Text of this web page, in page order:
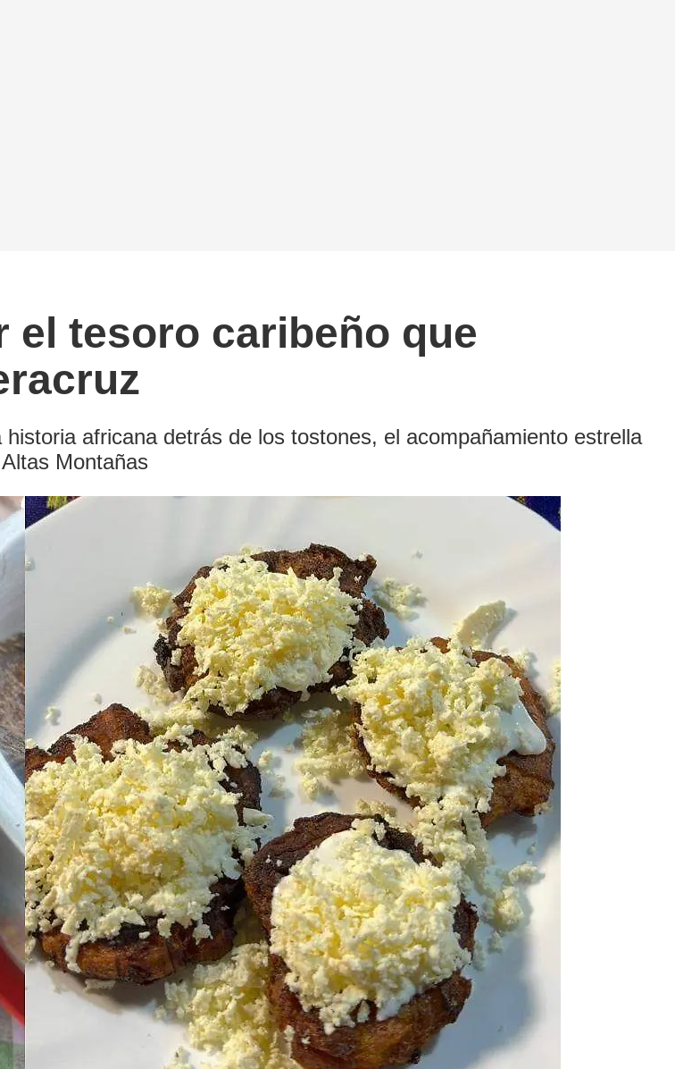
el tesoro caribeño que
africana detrás de los tostones, el acompañamiento estrella
Montañas